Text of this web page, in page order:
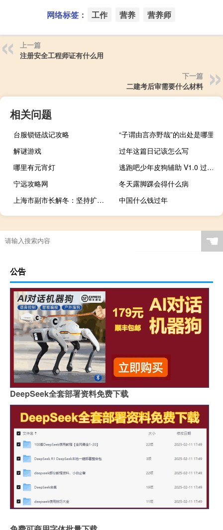
网络标签： 工作 营养 营养师
上一篇
注册安全工程师证有什么用
下一篇
二建考后审需要什么材料
相关问题
台服锁链战记攻略
“子谓由言亦野哉”的出处是哪里
解谜游戏
过年这篇日记该怎么写
哪里有元宵灯
逃跑吧少年皮狗辅助 V1.0 过检测版（逃跑吧少年皮狗辅助 V1.0 过检测版功能简介）
宁远攻略网
冬天露脚踝会得什么病
上海市副市长解冬：坚持扩大对外开放 加快建设更多联通国际的功能性平台
中国什么钱过年
☚
公告
DeepSeek全套部署资料免费下载